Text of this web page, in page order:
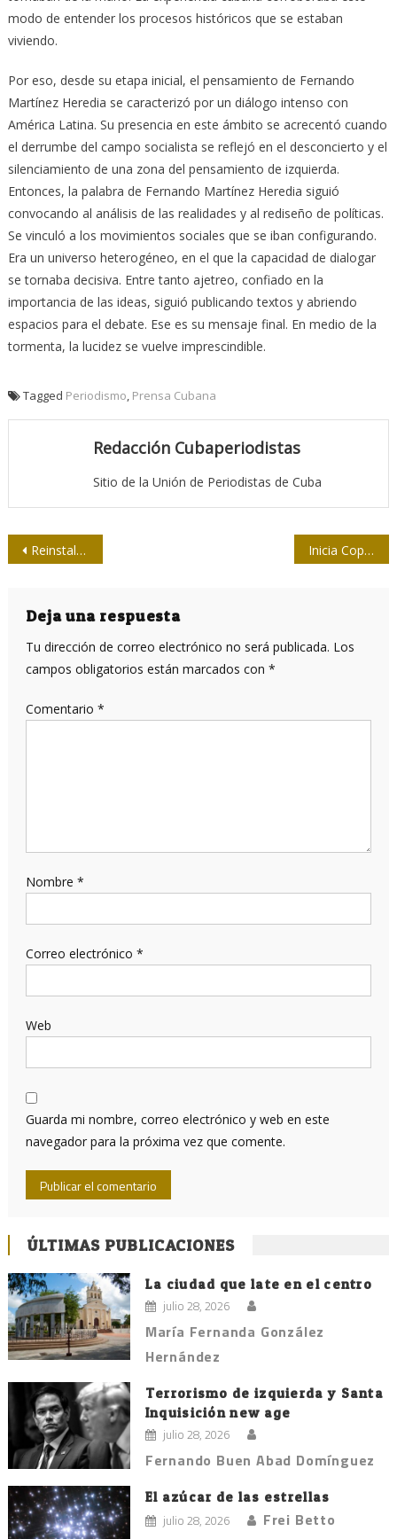
modo de entender los procesos históricos que se estaban
viviendo.
Por eso, desde su etapa inicial, el pensamiento de Fernando
Martínez Heredia se caracterizó por un diálogo intenso con
América Latina. Su presencia en este ámbito se acrecentó cuando
el derrumbe del campo socialista se reflejó en el desconcierto y el
silenciamiento de una zona del pensamiento de izquierda.
Entonces, la palabra de Fernando Martínez Heredia siguió
convocando al análisis de las realidades y al rediseño de políticas.
Se vinculó a los movimientos sociales que se iban configurando.
Era un universo heterogéneo, en el que la capacidad de dialogar
se tornaba decisiva. Entre tanto ajetreo, confiado en la
importancia de las ideas, siguió publicando textos y abriendo
espacios para el debate. Ese es su mensaje final. En medio de la
tormenta, la lucidez se vuelve imprescindible.
Tagged Periodismo, Prensa Cubana
Redacción Cubaperiodistas
Sitio de la Unión de Periodistas de Cuba
Navegación
entradas
Reinstalan busto del Comandante Ernesto Che Guevara en Moreno-Argentina Inicia Copa de béisbol Eddy Martín in Memoriam
Deja una respuesta
Tu dirección de correo electrónico no será publicada. Los
campos obligatorios están marcados con *
Comentario *
Nombre *
Correo electrónico *
Web
Guarda mi nombre, correo electrónico y web en este
navegador para la próxima vez que comente.
ÚLTIMAS PUBLICACIONES
La ciudad que late en el centro
julio 28, 2026
María Fernanda González
Hernández
Terrorismo de izquierda y Santa
Inquisición new age
julio 28, 2026
Fernando Buen Abad Domínguez
El azúcar de las estrellas
julio 28, 2026 Frei Betto